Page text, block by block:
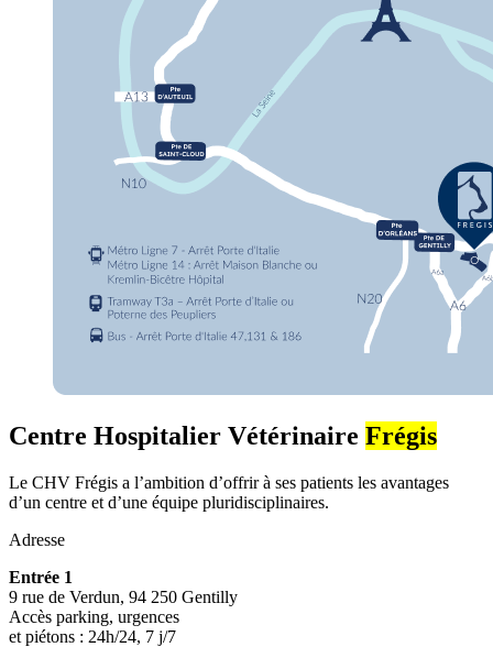
Centre Hospitalier Vétérinaire Frégis
Le CHV Frégis a l’ambition d’offrir à ses patients les avantages
d’un centre et d’une équipe pluridisciplinaires.
Adresse
Entrée 1
9 rue de Verdun, 94 250 Gentilly
Accès parking, urgences
et piétons : 24h/24, 7 j/7